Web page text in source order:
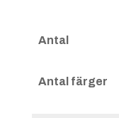
Antal
Antal färger